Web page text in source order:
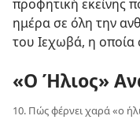
προφητική εκείνης
ημέρα σε όλη την
του Ιεχωβά, η οποία
«Ο Ήλιος»
10. Πώς φέρνει χαρά «ο